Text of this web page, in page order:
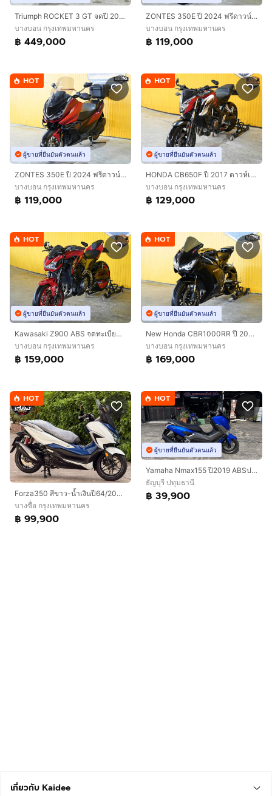
Triumph ROCKET 3 GT จดปี 2022 ฟรีดาวน์ออกรถใช้เงิน 0 บาท
บางบอน กรุงเทพมหานคร
฿ 449,000
ZONTES 350E ปี 2024 ฟรีดาวน์ ออกรถใช้เงิน 0 บาท
บางบอน กรุงเทพมหานคร
฿ 119,000
HOT
ผู้ขายที่ยืนยันตัวตนแล้ว
ZONTES 350E ปี 2024 ฟรีดาวน์ ออกรถใช้เงิน 0 บาท
บางบอน กรุงเทพมหานคร
฿ 119,000
HOT
ผู้ขายที่ยืนยันตัวตนแล้ว
HONDA CB650F ปี 2017 ดาวห์เริ่มต้นที่ 41,535 บ.
บางบอน กรุงเทพมหานคร
฿ 129,000
HOT
ผู้ขายที่ยืนยันตัวตนแล้ว
Kawasaki Z900 ABS จดทะเบียนปี 2018 ดาวห์เริ่มต้นที่ 29,000 บ.
บางบอน กรุงเทพมหานคร
฿ 159,000
HOT
ผู้ขายที่ยืนยันตัวตนแล้ว
New Honda CBR1000RR ปี 2014 ดาวน์เริ่มต้น 49,000 บาท
บางบอน กรุงเทพมหานคร
฿ 169,000
HOT
Forza350 สีขาว-น้ำเงินปี64/2024 รถบ้านใช้งานเอง
บางซื่อ กรุงเทพมหานคร
฿ 99,900
HOT
ผู้ขายที่ยืนยันตัวตนแล้ว
Yamaha Nmax155 ปี2019 ABSปกติ
ธัญบุรี ปทุมธานี
฿ 39,900
เกี่ยวกับ Kaidee